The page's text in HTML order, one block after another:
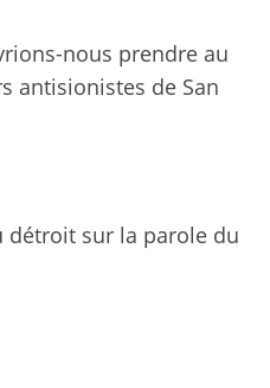
nous prendre au
antisionistes de San
détroit sur la parole du